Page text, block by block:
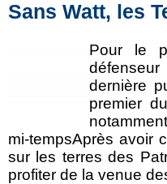
Sans Watt, les
Pour le
dernière
premier
mi-tempsAprès avoir
sur les terres des
profiter de la venue